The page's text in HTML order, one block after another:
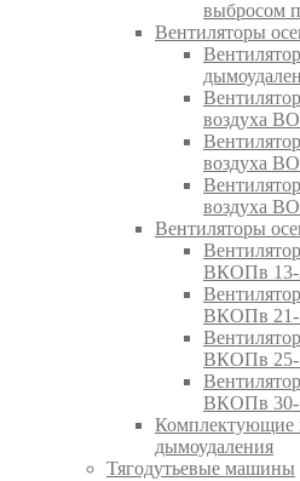
выбросом
Вентиляторы
воздуха
воздуха
воздуха
Вентиляторы
ВКОПв 13-
ВКОПв 21-
ВКОПв 25-
ВКОПв 30-
Комплектующие
дымоудаления
Тягодутьевые машины